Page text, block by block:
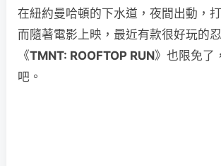
在紐約曼哈頓的下水道，夜間出動，
而隨著電影上映，最近有款很好玩的
《TMNT: ROOFTOP RUN》也限免了
吧。